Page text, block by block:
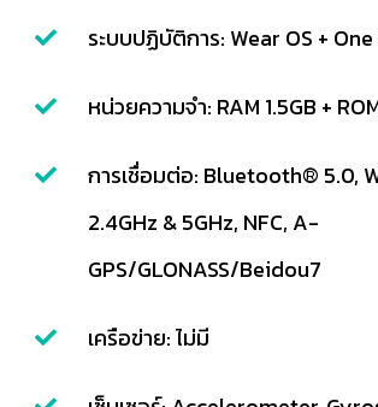
ระบบปฏิบัติการ: Wear OS +
หน่วยความจำ: RAM 1.5GB +
การเชื่อมต่อ: Bluetooth® 5.0,
2.4GHz & 5GHz, NFC, A-
GPS/GLONASS/Beidou7
เครือข่าย: ไม่มี